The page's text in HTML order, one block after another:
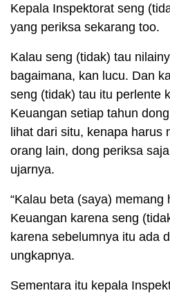
Kepala Inspektorat seng
yang periksa sekarang too.
Kalau seng (tidak) tau
bagaimana, kan lucu. Dan
seng (tidak) tau itu perlente
Keuangan setiap tahun
lihat dari situ, kenapa harus
orang lain, dong periksa
ujarnya.
“Kalau beta (saya) memang
Keuangan karena seng
karena sebelumnya itu ada
ungkapnya.
Sementara itu kepala